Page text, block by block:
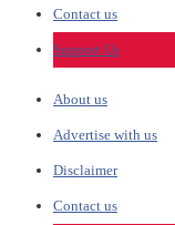
Contact us
Support Us
About us
Advertise with us
Disclaimer
Contact us